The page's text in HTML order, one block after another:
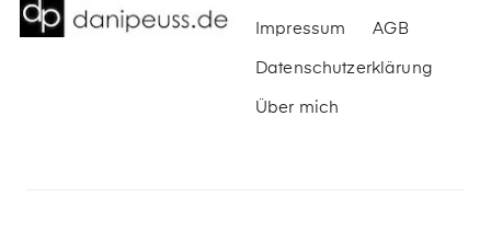
Impressum AGB
Datenschutzerklärung
Über mich